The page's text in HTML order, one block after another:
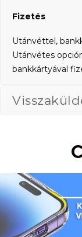
Fizetés
Utánvéttel,
Utánvétes
bankkártyával